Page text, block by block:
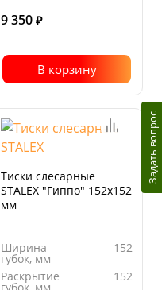
9 350 ₽
В корзину
Тиски слесарные
STALEX "Гиппо" 152х152
мм
Ширина
губок, мм
152
Раскрытие
152
Задать вопрос